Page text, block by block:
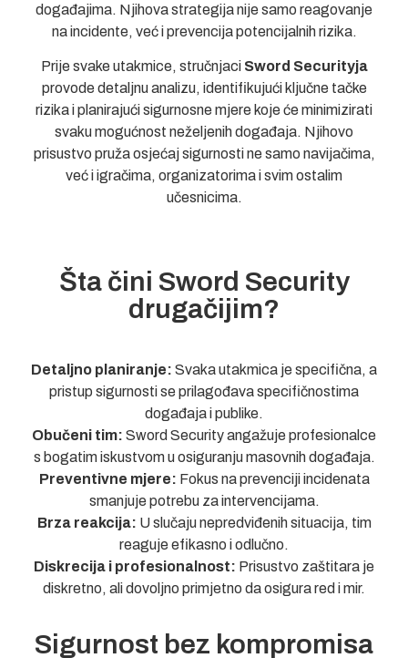
događajima. Njihova strategija nije samo reagovanje
na incidente, već i prevencija potencijalnih rizika.
Prije svake utakmice, stručnjaci Sword Securityja
provode detaljnu analizu, identifikujući ključne tačke
rizika i planirajući sigurnosne mjere koje će minimizirati
svaku mogućnost neželjenih događaja. Njihovo
prisustvo pruža osjećaj sigurnosti ne samo navijačima,
već i igračima, organizatorima i svim ostalim
učesnicima.
Šta čini Sword Security
drugačijim?
Detaljno planiranje: Svaka utakmica je specifična, a
pristup sigurnosti se prilagođava specifičnostima
događaja i publike.
Obučeni tim: Sword Security angažuje profesionalce
s bogatim iskustvom u osiguranju masovnih događaja.
Preventivne mjere: Fokus na prevenciji incidenata
smanjuje potrebu za intervencijama.
Brza reakcija: U slučaju nepredviđenih situacija, tim
reaguje efikasno i odlučno.
Diskrecija i profesionalnost: Prisustvo zaštitara je
diskretno, ali dovoljno primjetno da osigura red i mir.
Sigurnost bez kompromisa